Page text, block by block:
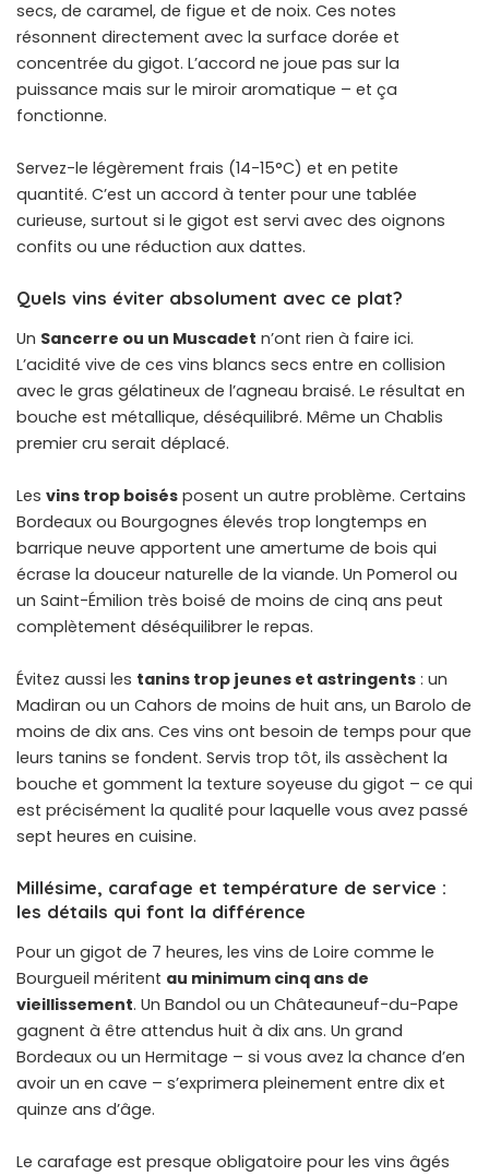
secs, de caramel, de figue et de noix. Ces notes
résonnent directement avec la surface dorée et
concentrée du gigot. L’accord ne joue pas sur la
puissance mais sur le miroir aromatique – et ça
fonctionne.
Servez-le légèrement frais (14-15°C) et en petite
quantité. C’est un accord à tenter pour une tablée
curieuse, surtout si le gigot est servi avec des oignons
confits ou une réduction aux dattes.
Quels vins éviter absolument avec ce plat?
Un Sancerre ou un Muscadet n’ont rien à faire ici.
L’acidité vive de ces vins blancs secs entre en collision
avec le gras gélatineux de l’agneau braisé. Le résultat en
bouche est métallique, déséquilibré. Même un Chablis
premier cru serait déplacé.
Les vins trop boisés posent un autre problème. Certains
Bordeaux ou Bourgognes élevés trop longtemps en
barrique neuve apportent une amertume de bois qui
écrase la douceur naturelle de la viande. Un Pomerol ou
un Saint-Émilion très boisé de moins de cinq ans peut
complètement déséquilibrer le repas.
Évitez aussi les tanins trop jeunes et astringents : un
Madiran ou un Cahors de moins de huit ans, un Barolo de
moins de dix ans. Ces vins ont besoin de temps pour que
leurs tanins se fondent. Servis trop tôt, ils assèchent la
bouche et gomment la texture soyeuse du gigot – ce qui
est précisément la qualité pour laquelle vous avez passé
sept heures en cuisine.
Millésime, carafage et température de service :
les détails qui font la différence
Pour un gigot de 7 heures, les vins de Loire comme le
Bourgueil méritent au minimum cinq ans de
vieillissement. Un Bandol ou un Châteauneuf-du-Pape
gagnent à être attendus huit à dix ans. Un grand
Bordeaux ou un Hermitage – si vous avez la chance d’en
avoir un en cave – s’exprimera pleinement entre dix et
quinze ans d’âge.
Le carafage est presque obligatoire pour les vins âgés